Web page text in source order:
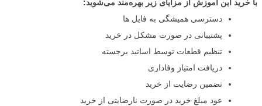
با خرید این آموزش از مزایای زیر بهره‌مند می‌شوید:
دسترسی همیشگی به فایل ها
پشتیبانی در صورت مشکل در خرید
تنظیم قطعات توسط اساتید برجسته
دریافت امتیاز وفاداری
تضمین رضایت از خرید
عود مبلغ خرید در صورت نارضایتی از خرید